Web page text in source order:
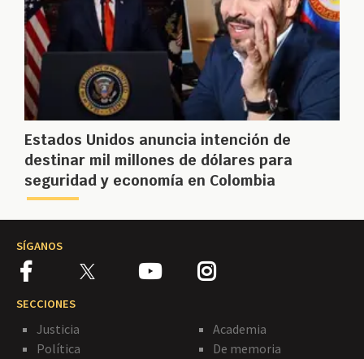
Estados Unidos anuncia intención de
destinar mil millones de dólares para
seguridad y economía en Colombia
SÍGANOS
SECCIONES
Justicia
Política
Academia
De memoria